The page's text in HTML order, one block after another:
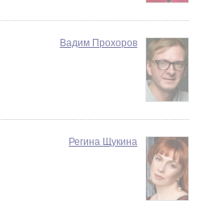
Вадим Прохоров
Регина Щукина